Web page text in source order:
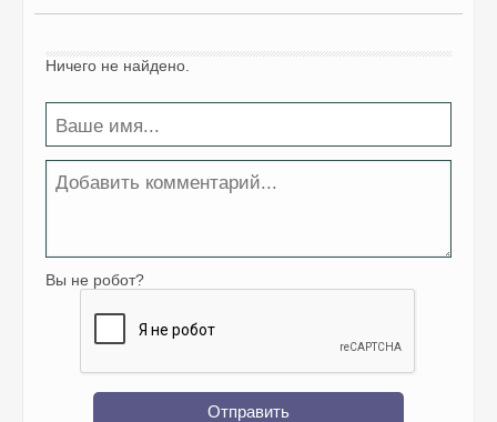
Ничего не найдено.
Вы не робот?
Отправить